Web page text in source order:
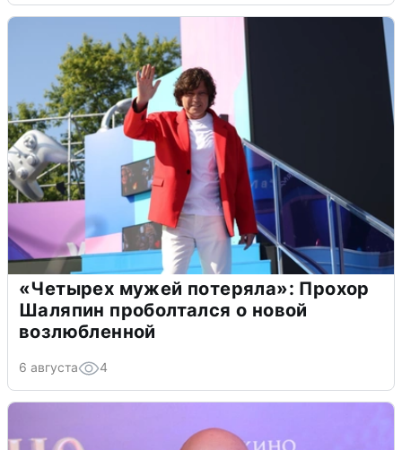
«Четырех мужей потеряла»: Прохор
Шаляпин проболтался о новой
возлюбленной
6 августа 4